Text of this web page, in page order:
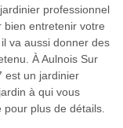
professionnel
bien entretenir votre
va aussi donner des
À Aulnois Sur
est un jardinier
à qui vous
plus de détails.